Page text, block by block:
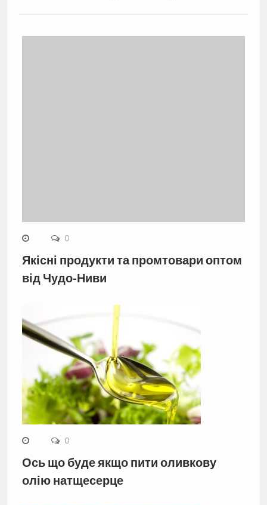
0
Якісні продукти та промтовари оптом
від Чудо-Ниви
0
Ось що буде якщо пити оливкову
олію натщесерце